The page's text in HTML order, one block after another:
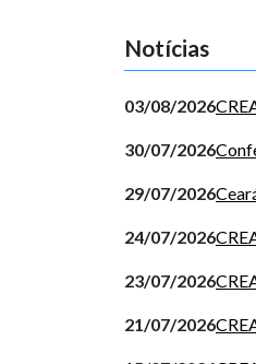
Notícias
03/08/2026
30/07/2026
29/07/2026
24/07/2026
23/07/2026
21/07/2026